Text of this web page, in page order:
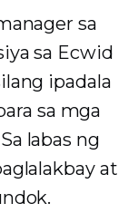
sa
sa Ecwid
ipadala
sa mga
labas ng
at